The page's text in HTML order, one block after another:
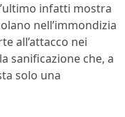
infatti mostra
nell’immondizia
all’attacco nei
sanificazione che, a
solo una